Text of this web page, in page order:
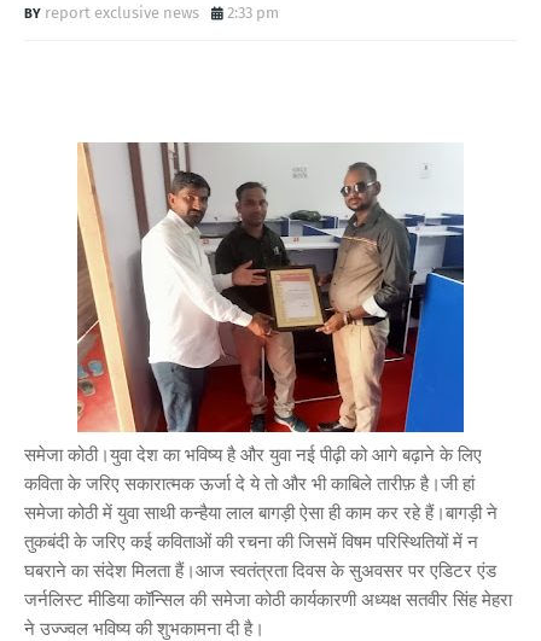
report exclusive news 2:33 pm
समेजा कोठी।युवा देश का भविष्य है और युवा नई पीढ़ी को आगे बढ़ाने के लिए
कविता के जरिए सकारात्मक ऊर्जा दे ये तो और भी काबिले तारीफ़ है।जी हां
समेजा कोठी में युवा साथी कन्हैया लाल बागड़ी ऐसा ही काम कर रहे हैं।बागड़ी ने
तुकबंदी के जरिए कई कविताओं की रचना की जिसमें विषम परिस्थितियों में न
घबराने का संदेश मिलता हैं।आज स्वतंत्रता दिवस के सुअवसर पर एडिटर एंड
जर्नलिस्ट मीडिया कॉन्सिल की समेजा कोठी कार्यकारणी अध्यक्ष सतवीर सिंह मेहरा
ने उज्ज्वल भविष्य की शुभकामना दी है।